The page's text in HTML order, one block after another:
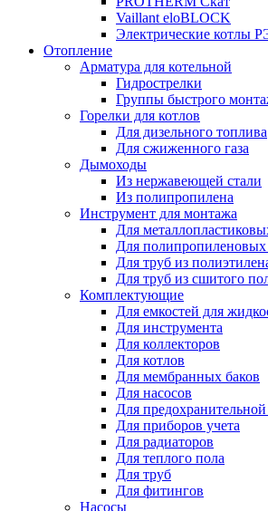
Vaillant eloBLOCK
Электрические котлы
Отопление
Арматура для котельной
Гидрострелки
Группы быстрого
Горелки для котлов
Для дизельного топлива
Для сжиженного газа
Дымоходы
Из нержавеющей стали
Из полипропилена
Инструмент для монтажа
Для
Для полипропиленовых
Для труб из
Для труб из сшитого
Комплектующие
Для емкостей для
Для инструмента
Для коллекторов
Для котлов
Для мембранных баков
Для насосов
Для
Для приборов учета
Для радиаторов
Для теплого пола
Для труб
Для фитингов
Насосы